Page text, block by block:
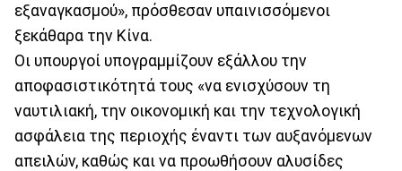
εξαναγκασμού», πρόσθεσαν υπαινισσόμενοι
ξεκάθαρα την Κίνα.
Οι υπουργοί υπογραμμίζουν εξάλλου την
αποφασιστικότητά τους «να ενισχύσουν τη
ναυτιλιακή, την οικονομική και την τεχνολογική
ασφάλεια της περιοχής έναντι των αυξανόμενων
απειλών, καθώς και να προωθήσουν αλυσίδες